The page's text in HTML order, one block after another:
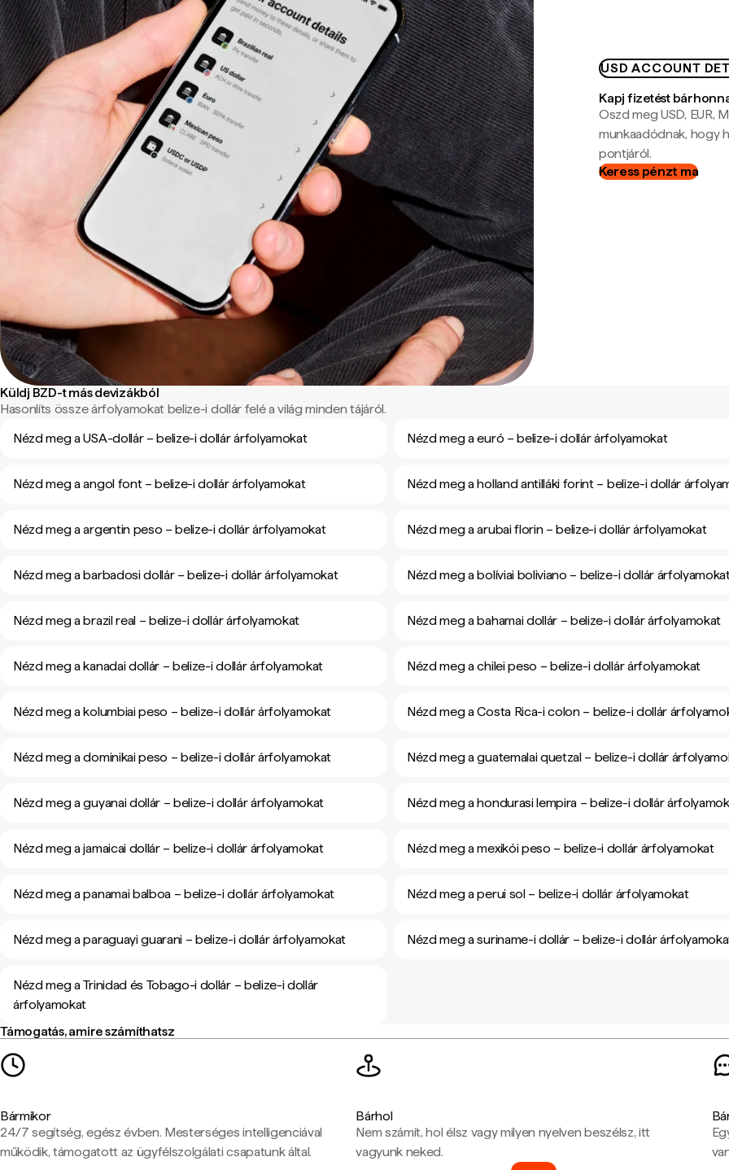
USD ACCOUNT
Kapj fizetést
Oszd meg USD, EUR,
munkaadódnak, hogy
pontjáról.
Keress pénzt ma
Küldj BZD-t más devizákból
Hasonlíts össze árfolyamokat belize-i dollár felé a világ minden tájáról.
Nézd meg a USA-dollár – belize-i dollár árfolyamokat
Nézd meg a euró – belize-i dollár árfolyamokat
Nézd meg a angol font – belize-i dollár árfolyamokat Nézd meg a holland antilláki forint – belize-i dollár
Nézd meg a argentin peso – belize-i dollár árfolyamokat Nézd meg a arubai florin – belize-i dollár árfolyamokat
Nézd meg a barbadosi dollár – belize-i dollár árfolyamokat Nézd meg a bolíviai boliviano – belize-i dollár
Nézd meg a brazil real – belize-i dollár árfolyamokat Nézd meg a bahamai dollár – belize-i dollár árfolyamokat
Nézd meg a kanadai dollár – belize-i dollár árfolyamokat Nézd meg a chilei peso – belize-i dollár árfolyamokat
Nézd meg a kolumbiai peso – belize-i dollár árfolyamokat Nézd meg a Costa Rica-i colon – belize-i dollár
Nézd meg a dominikai peso – belize-i dollár árfolyamokat Nézd meg a guatemalai quetzal – belize-i dollár
Nézd meg a guyanai dollár – belize-i dollár árfolyamokat Nézd meg a hondurasi lempira – belize-i dollár
Nézd meg a jamaicai dollár – belize-i dollár árfolyamokat Nézd meg a mexikói peso – belize-i dollár árfolyamokat
Nézd meg a panamai balboa – belize-i dollár árfolyamokat Nézd meg a perui sol – belize-i dollár árfolyamokat
Nézd meg a paraguayi guarani – belize-i dollár árfolyamokat Nézd meg a suriname-i dollár – belize-i dollár
Nézd meg a Trinidad és Tobago-i dollár – belize-i dollár
árfolyamokat
Támogatás, amire számíthatsz
Bármikor
24/7 segítség, egész évben. Mesterséges intelligenciával
működik, támogatott az ügyfélszolgálati csapatunk által.
Bárhol
Nem számít, hol élsz vagy milyen nyelven beszélsz, itt
vagyunk neked.